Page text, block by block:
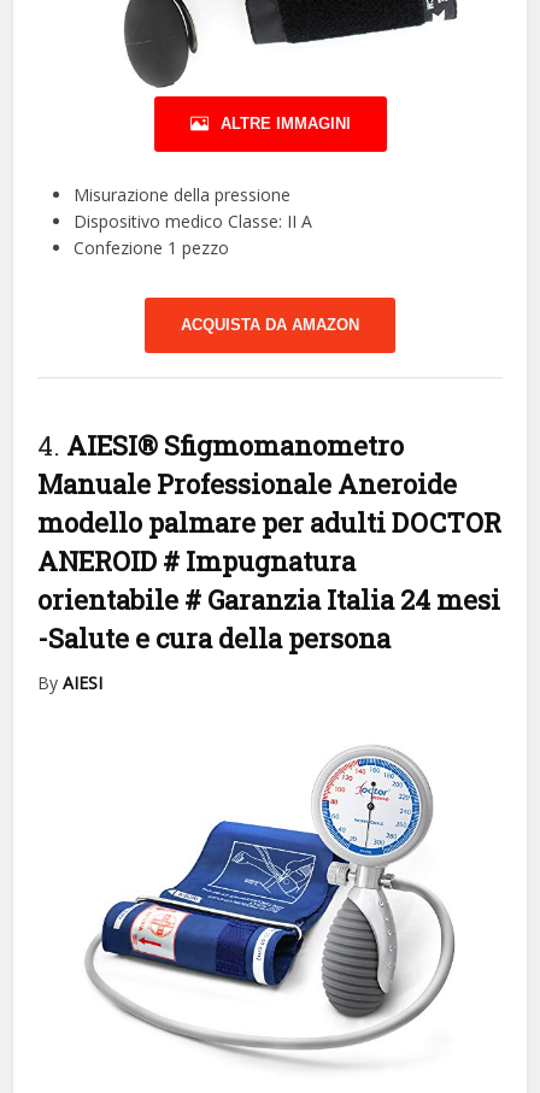
ALTRE IMMAGINI
Misurazione della pressione
Dispositivo medico Classe: II A
Confezione 1 pezzo
ACQUISTA DA AMAZON
4. AIESI® Sfigmomanometro
Manuale Professionale Aneroide
modello palmare per adulti DOCTOR
ANEROID # Impugnatura
orientabile # Garanzia Italia 24 mesi
-Salute e cura della persona
ByAIESI